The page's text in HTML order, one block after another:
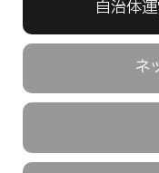
自治体
ネ